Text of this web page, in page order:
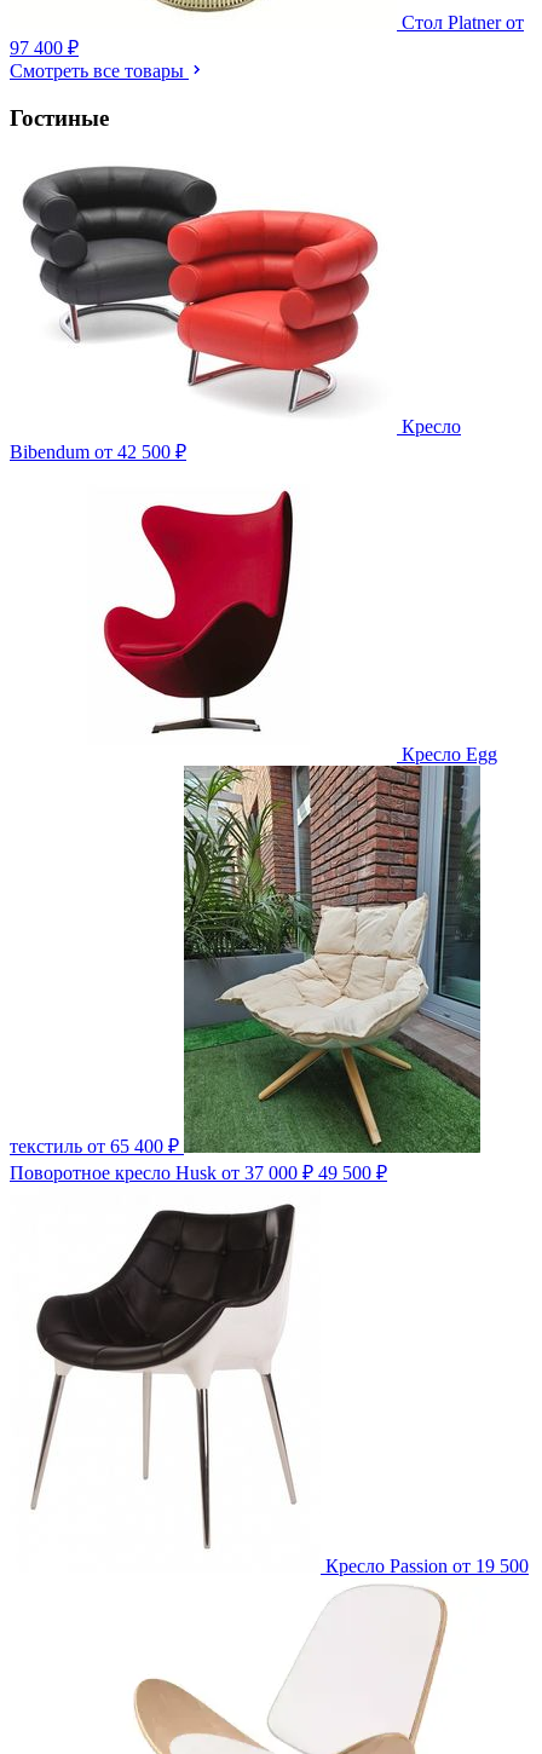
Стол Platner от
97 400 ₽
Смотреть все товары
Гостиные
Кресло
Bibendum от 42 500 ₽
Кресло Egg
текстиль от 65 400 ₽
Поворотное кресло Husk от 37 000 ₽ 49 500 ₽
Кресло Passion от 19 500